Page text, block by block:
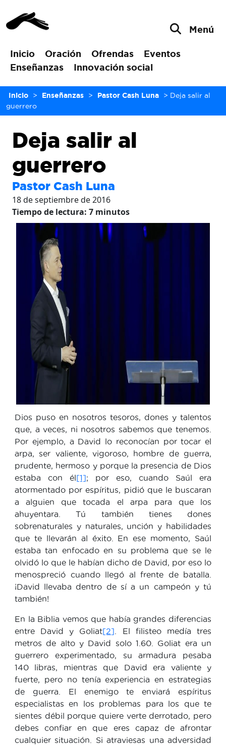
Inicio Oración Ofrendas
Eventos
Enseñanzas
Innovación social
Menú
Inicio > Enseñanzas > Pastor Cash Luna > Deja salir al
guerrero
Deja salir al
guerrero
Pastor Cash Luna
18 de septiembre de 2016
Tiempo de lectura: 7 minutos
Dios puso en nosotros tesoros, dones y talentos
que, a veces, ni nosotros sabemos que tenemos.
Por ejemplo, a David lo reconocían por tocar el
arpa, ser valiente, vigoroso, hombre de guerra,
prudente, hermoso y porque la presencia de Dios
estaba con él[1]; por eso, cuando Saúl era
atormentado por espíritus, pidió que le buscaran
a alguien que tocada el arpa para que los
ahuyentara. Tú también tienes dones
sobrenaturales y naturales, unción y habilidades
que te llevarán al éxito. En ese momento, Saúl
estaba tan enfocado en su problema que se le
olvidó lo que le habían dicho de David, por eso lo
menospreció cuando llegó al frente de batalla.
¡David llevaba dentro de sí a un campeón y tú
también!
En la Biblia vemos que había grandes diferencias
entre David y Goliat[2] . El filisteo medía tres
metros de alto y David solo 1.60. Goliat era un
guerrero experimentado, su armadura pesaba
140 libras, mientras que David era valiente y
fuerte, pero no tenía experiencia en estrategias
de guerra. El enemigo te enviará espíritus
especialistas en los problemas para los que te
sientes débil porque quiere verte derrotado, pero
debes confiar en que eres capaz de afrontar
cualquier situación. Si atraviesas una adversidad